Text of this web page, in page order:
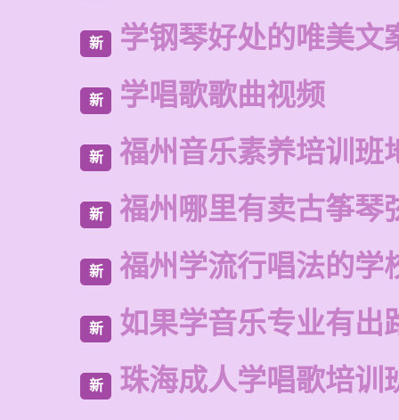
新 学钢琴好处的唯美文
新 学唱歌歌曲视频
新 福州音乐素养培训班
新 福州哪里有卖古筝琴
新 福州学流行唱法的学
新 如果学音乐专业有出
新 珠海成人学唱歌培训